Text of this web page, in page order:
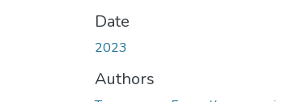
Date
2023
Authors